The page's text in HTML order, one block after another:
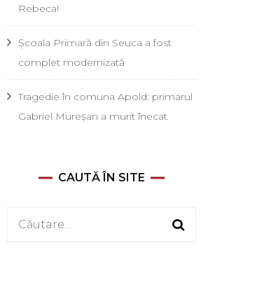
Rebeca!
Școala Primară din Seuca a fost
complet modernizată
Tragedie în comuna Apold: primarul
Gabriel Mureșan a murit înecat
CAUTĂ ÎN SITE
Caută